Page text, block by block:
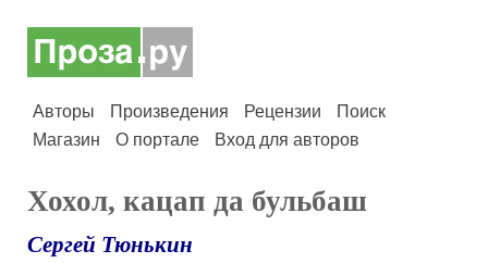
Авторы Произведения Рецензии
Поиск
Магазин
О портале Вход для авторов
Хохол, кацап да бульбаш
Сергей Тюнькин